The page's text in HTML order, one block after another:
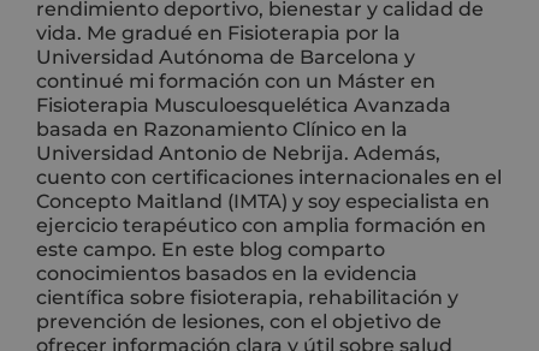
rendimiento deportivo, bienestar y calidad de
vida. Me gradué en Fisioterapia por la
Universidad Autónoma de Barcelona y
continué mi formación con un Máster en
Fisioterapia Musculoesquelética Avanzada
basada en Razonamiento Clínico en la
Universidad Antonio de Nebrija. Además,
cuento con certificaciones internacionales en el
Concepto Maitland (IMTA) y soy especialista en
ejercicio terapéutico con amplia formación en
este campo. En este blog comparto
conocimientos basados en la evidencia
científica sobre fisioterapia, rehabilitación y
prevención de lesiones, con el objetivo de
ofrecer información clara y útil sobre salud